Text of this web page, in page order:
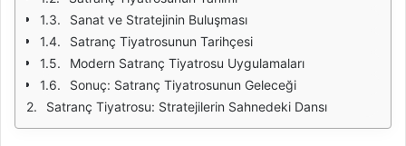
Sanat ve Stratejinin Buluşması
Satranç Tiyatrosunun Tarihçesi
Modern Satranç Tiyatrosu Uygulamaları
Sonuç: Satranç Tiyatrosunun Geleceği
Satranç Tiyatrosu: Stratejilerin Sahnedeki Dansı